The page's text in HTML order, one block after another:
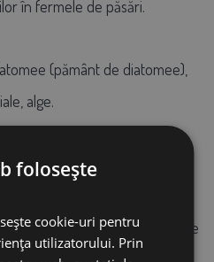
în fermele de păsări.
(pământ de diatomee),
alge.
păsărilor de curte
cu mana sau cu un
- punem accent pe zonele
folosește
cookie-uri pentru
utilizatorului. Prin